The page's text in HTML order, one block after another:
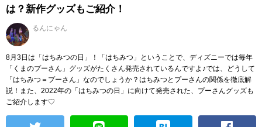
は？新作グッズもご紹介！
るんにゃん
8月3日は「はちみつの日」！「はちみつ」ということで、ディズニーでは毎年
「くまのプーさん」グッズがたくさん発売されているんですよ♪では、どうして
「はちみつ＝プーさん」なのでしょうか？はちみつとプーさんの関係を徹底解
説！また、2022年の「はちみつの日」に向けて発売された、プーさんグッズも
ご紹介します♡